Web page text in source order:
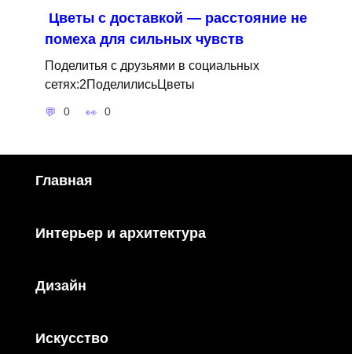
Цветы с доставкой — расстояние не
помеха для сильных чувств
Поделитья с друзьями в социальных
сетях:2ПоделилисьЦветы
0 0
Главная
Интерьер и архитектура
Дизайн
Искусство